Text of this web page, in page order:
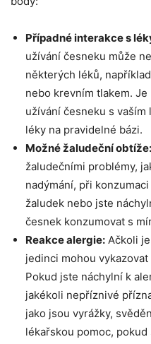
Případné ⁢interakce s
užívání česneku⁢ může
některých léků,⁤
nebo ⁢krevním tlakem.
užívání česneku s
léky na pravidelné ⁣bázi.
Možné ​žaludeční ⁤obtíže:
žaludečními problémy,
nadýmání, při‍
‌žaludek nebo ⁣jste
česnek konzumovat s
Reakce alergie: ‌Ačkoli
jedinci mohou‍
Pokud jste náchylní k
jakékoli nepříznivé
jako ⁣jsou​ vyrážky,
lékařskou ​pomoc, pokud